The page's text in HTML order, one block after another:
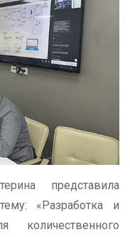
представила
«Разработка и
количественного